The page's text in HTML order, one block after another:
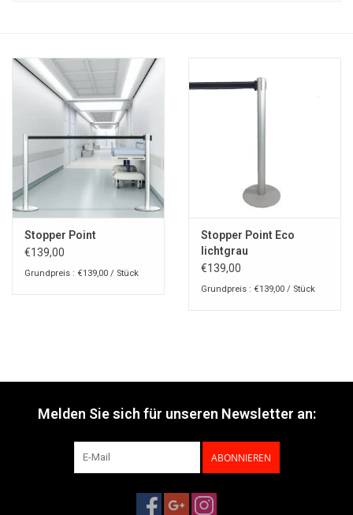
Stopper Point
€139,00
Grundpreis : €139,00 / Stück
Stopper Point Eco
lichtgrau
€139,00
Grundpreis : €139,00 / Stück
Melden Sie sich für unseren Newsletter an:
ABONNIEREN